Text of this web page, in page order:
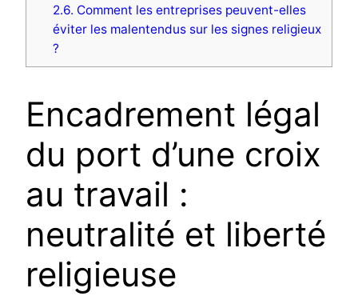
2.6. Comment les entreprises peuvent-elles
éviter les malentendus sur les signes religieux
?
Encadrement légal
du port d’une croix
au travail :
neutralité et liberté
religieuse